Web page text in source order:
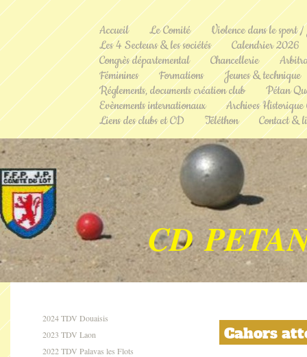
Accueil Le Comité
Violence dans le sport
Les 4 Secteurs & les sociétés
Calendrier 2026
Congrès départemental
Chancellerie
Féminines
Formations
Jeunes & technique
Réglements, documents création club
Pétan
Evènements internationaux
Archives
Liens des clubs et CD
Téléthon Contact &
CD
2024 TDV Douaisis
2023 TDV Laon
2022 TDV Palavas les Flots
Cahors